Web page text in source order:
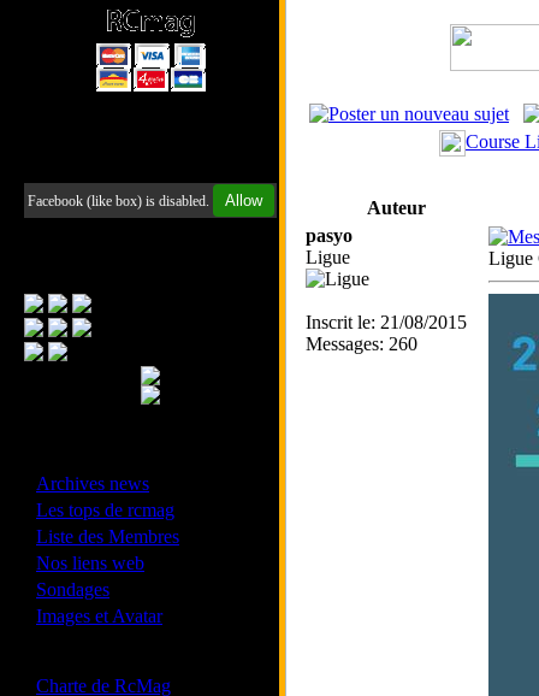
Facebook (like box) is disabled. Allow
Archives news
Les tops de rcmag
Liste des Membres
Nos liens web
Sondages
Images et Avatar
Charte de RcMag
Course
Auteur
pasyo
Ligue
Inscrit le: 21/08/2015
Messages: 260
Ligue